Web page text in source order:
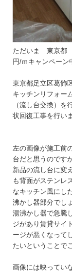
ただいま 東京都
円/ｍキャンペーン
東京都足立区葛飾
キッチンリフォー
（流し台交換）
状回復工事を行い
左の画像が施工前
台だと思うのです
新品の流し台に変
も背面がステンレ
なキッチン風にし
沸かし器部分でし
湯沸かし器で急騰
ジがあり賃貸サイ
ージが悪くなって
たいということで
画像には映ってい